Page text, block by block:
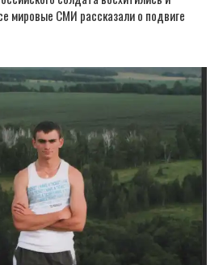
мировые СМИ рассказали о подвиге